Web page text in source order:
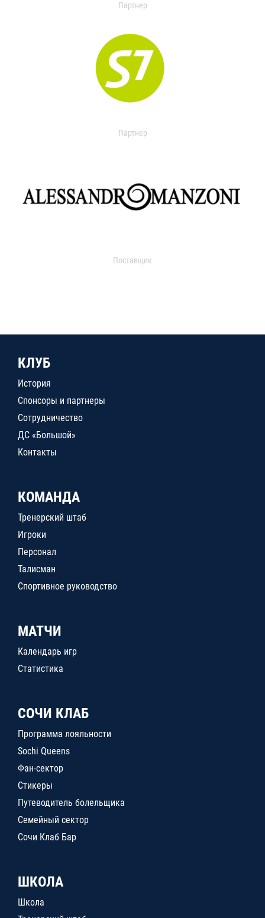
Партнер
Партнер
Поставщик
КЛУБ
История
Спонсоры и партнеры
Сотрудничество
ДС «Большой»
Контакты
КОМАНДА
Тренерский штаб
Игроки
Персонал
Талисман
Спортивное руководство
МАТЧИ
Календарь игр
Статистика
СОЧИ КЛАБ
Программа лояльности
Sochi Queens
Фан-сектор
Стикеры
Путеводитель болельщика
Семейный сектор
Сочи Клаб Бар
ШКОЛА
Школа